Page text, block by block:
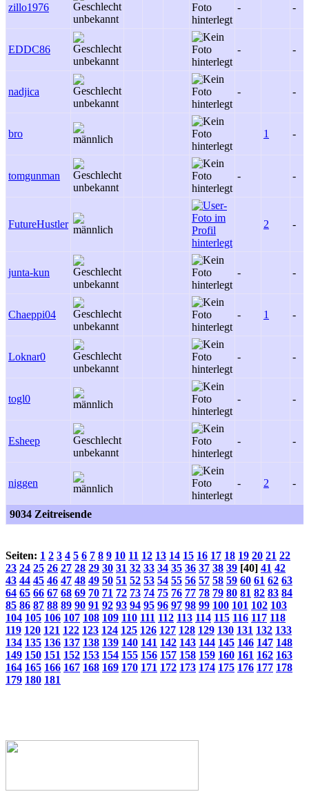
zillo1976 - -
EDDC86 - -
nadjica - -
bro 1 -
tomgunman - -
FutureHustler 2 -
junta-kun - -
Chaeppi04 - 1 -
Loknar0 - -
togl0 - -
Esheep - -
niggen - 2 -
9034 Zeitreisende
Seiten: 1 2 3 4 5 6 7 8 9 10 11 12 13 14 15 16 17 18 19 20 21 22
23 24 25 26 27 28 29 30 31 32 33 34 35 36 37 38 39 [40] 41 42
43 44 45 46 47 48 49 50 51 52 53 54 55 56 57 58 59 60 61 62 63
64 65 66 67 68 69 70 71 72 73 74 75 76 77 78 79 80 81 82 83 84
85 86 87 88 89 90 91 92 93 94 95 96 97 98 99 100 101 102 103
104 105 106 107 108 109 110 111 112 113 114 115 116 117 118
119 120 121 122 123 124 125 126 127 128 129 130 131 132 133
134 135 136 137 138 139 140 141 142 143 144 145 146 147 148
149 150 151 152 153 154 155 156 157 158 159 160 161 162 163
164 165 166 167 168 169 170 171 172 173 174 175 176 177 178
179 180 181